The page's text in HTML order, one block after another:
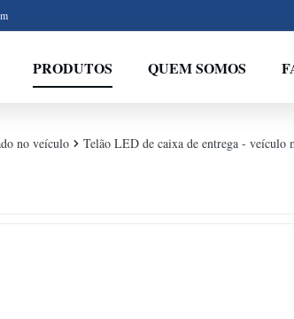
PRODUTOS QUEM SOMOS
no veículo Telão LED de caixa de entrega -